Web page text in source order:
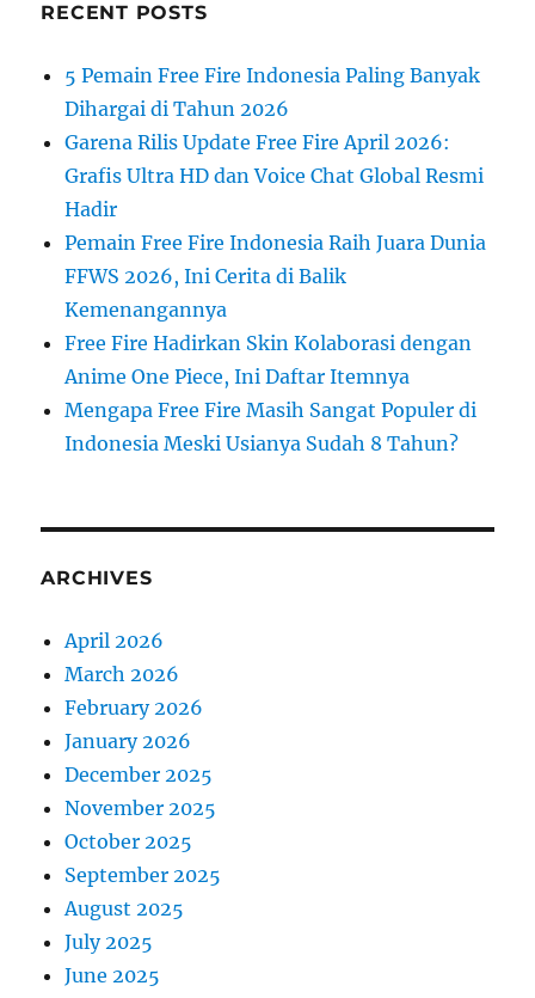
RECENT POSTS
5 Pemain Free Fire Indonesia Paling Banyak
Dihargai di Tahun 2026
Garena Rilis Update Free Fire April 2026:
Grafis Ultra HD dan Voice Chat Global Resmi
Hadir
Pemain Free Fire Indonesia Raih Juara Dunia
FFWS 2026, Ini Cerita di Balik
Kemenangannya
Free Fire Hadirkan Skin Kolaborasi dengan
Anime One Piece, Ini Daftar Itemnya
Mengapa Free Fire Masih Sangat Populer di
Indonesia Meski Usianya Sudah 8 Tahun?
ARCHIVES
April 2026
March 2026
February 2026
January 2026
December 2025
November 2025
October 2025
September 2025
August 2025
July 2025
June 2025